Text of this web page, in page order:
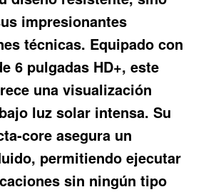
impresionantes
técnicas. Equipado con
6 pulgadas HD+, este
una visualización
luz solar intensa. Su
core asegura un
permitiendo ejecutar
sin ningún tipo